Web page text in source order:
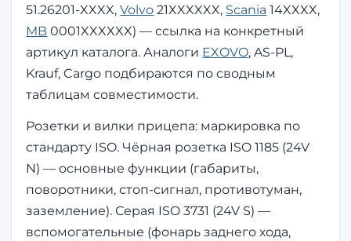
51.26201-XXXX,Volvo 21XXXXXX, Scania 14XXXX,
MB 0001XXXXXX) — ссылка на конкретный
артикул каталога. Аналоги EXOVO, AS-PL,
Krauf, Cargo подбираются по сводным
таблицам совместимости.
Розетки и вилки прицепа: маркировка по
стандарту ISO. Чёрная розетка ISO 1185 (24V
N) — основные функции (габариты,
поворотники, стоп-сигнал, противотуман,
заземление). Серая ISO 3731 (24V S) —
вспомогательные (фонарь заднего хода,